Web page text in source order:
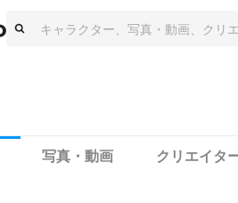
写真・動画 クリエイタ